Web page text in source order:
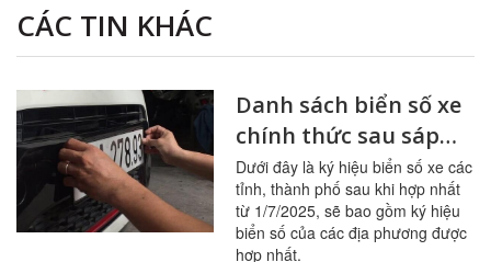
CÁC TIN KHÁC
Danh sách biển số xe
chính thức sau sáp
nhập của các tỉnh,
thành phố từ 1/7/2025
Dưới đây là ký hiệu biển số xe các
tỉnh, thành phố sau khi hợp nhất
từ 1/7/2025, sẽ bao gồm ký hiệu
biển số của các địa phương được
hợp nhất.